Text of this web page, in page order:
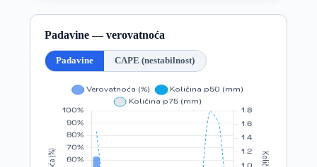
Padavine — verovatnoća
Padavine CAPE (nestabilnost)